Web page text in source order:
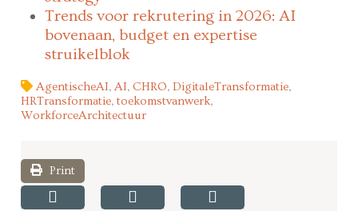
Trends voor rekrutering in 2026: AI
bovenaan, budget en expertise
struikelblok
AgentischeAI,AI,CHRO,DigitaleTransformatie,
HRTransformatie,toekomstvanwerk,
WorkforceArchitectuur
Print